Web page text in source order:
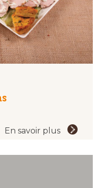
En savoir plus